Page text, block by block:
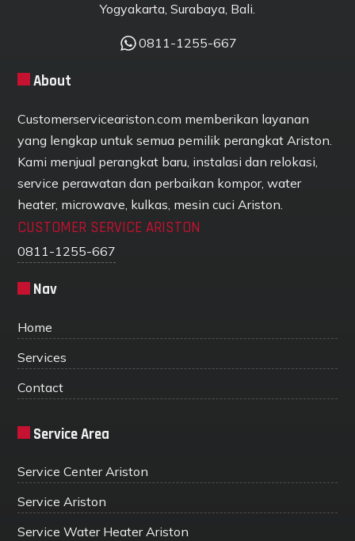
Yogyakarta, Surabaya, Bali.
0811-1255-667
About
Customerserviceariston.com memberikan layanan
yang lengkap untuk semua pemilik perangkat Ariston.
Kami menjual perangkat baru, instalasi dan relokasi,
service perawatan dan perbaikan kompor, water
heater, microwave, kulkas, mesin cuci Ariston.
CUSTOMER SERVICE ARISTON
0811-1255-667
Nav
Home
Services
Contact
Service Area
Service Center Ariston
Service Ariston
Service Water Heater Ariston